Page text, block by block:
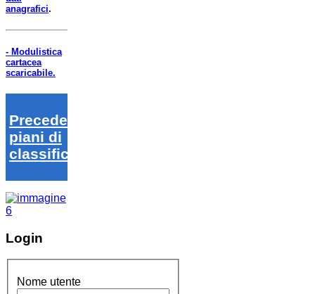
anagrafici.
- Modulistica
cartacea
scaricabile.
Precedenti
piani di
classifica
Login
Nome utente